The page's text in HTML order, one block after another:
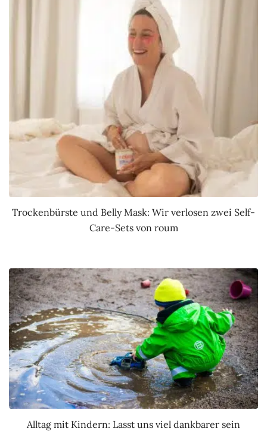
Trockenbürste und Belly Mask: Wir verlosen zwei Self-
Care-Sets von roum
Alltag mit Kindern: Lasst uns viel dankbarer sein